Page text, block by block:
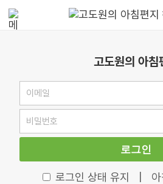
고도원의 아침
로그인
로그인 상태 유지